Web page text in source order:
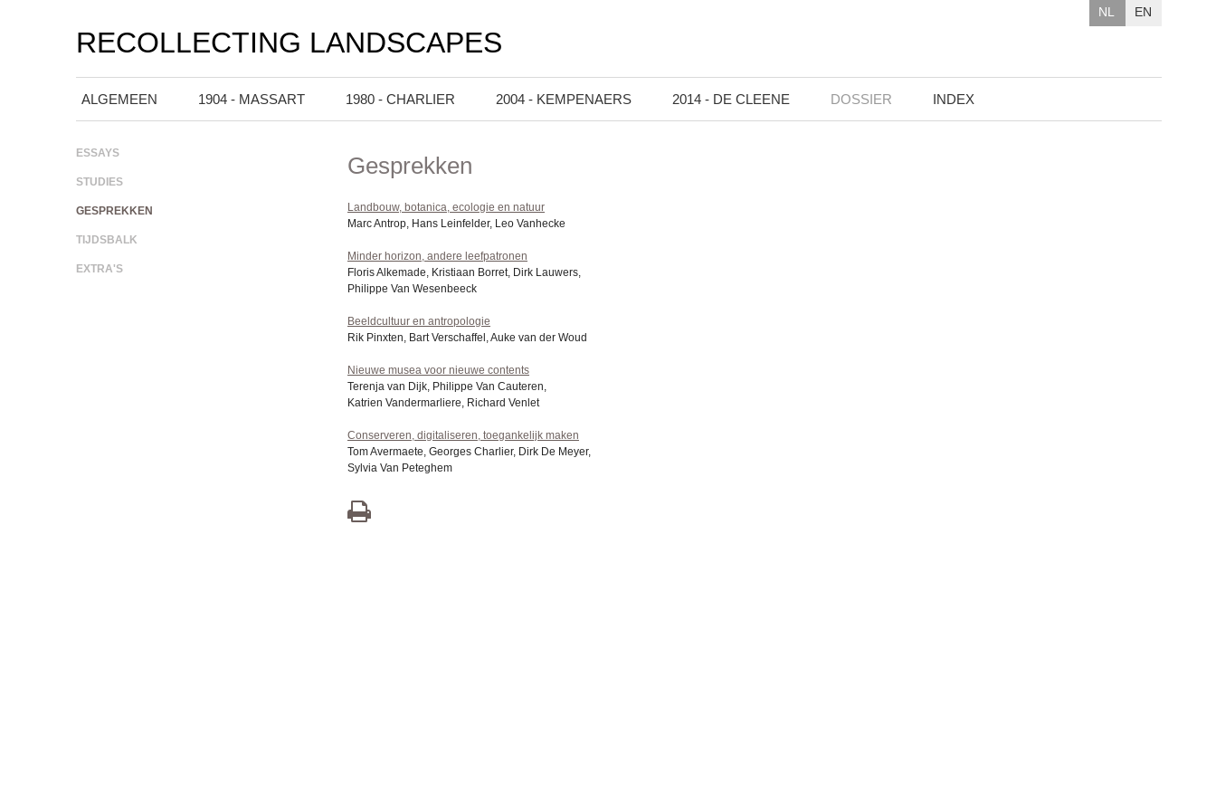
EN
NL
RECOLLECTING LANDSCAPES
ALGEMEEN 1904 - MASSART 1980 - CHARLIER 2004 - KEMPENAERS 2014 - DE CLEENE DOSSIER INDEX
ESSAYS
STUDIES
GESPREKKEN
TIJDSBALK
EXTRA'S
Gesprekken
Landbouw, botanica, ecologie en natuur
Marc Antrop, Hans Leinfelder, Leo Vanhecke
Minder horizon, andere leefpatronen
Floris Alkemade, Kristiaan Borret, Dirk Lauwers,
Philippe Van Wesenbeeck
Beeldcultuur en antropologie
Rik Pinxten, Bart Verschaffel, Auke van der Woud
Nieuwe musea voor nieuwe contents
Terenja van Dijk, Philippe Van Cauteren,
Katrien Vandermarliere, Richard Venlet
Conserveren, digitaliseren, toegankelijk maken
Tom Avermaete, Georges Charlier, Dirk De Meyer,
Sylvia Van Peteghem